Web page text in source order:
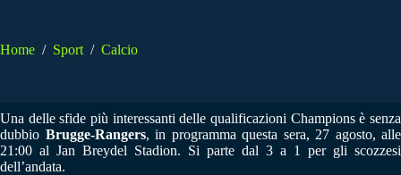
Home / Sport / Calcio
Una delle sfide più interessanti delle qualificazioni Champions è senza
dubbio Brugge-Rangers, in programma questa sera, 27 agosto, alle
21:00 al Jan Breydel Stadion. Si parte dal 3 a 1 per gli scozzesi
dell’andata.